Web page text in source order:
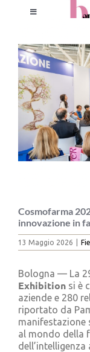
Toggle
HOME
CHI SIAMO
LE RIVISTE
CATEGORIE
CONTATTI
Cerca
per:
Cosmofarma
innovazione in
13 Maggio 2026
Bologna — La
Exhibition si è
aziende e 280
riportato da
manifestazione
al mondo della